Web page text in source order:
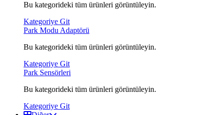
Bu kategorideki tüm ürünleri görüntüleyin.
Kategoriye Git
Park Modu Adaptörü
Bu kategorideki tüm ürünleri görüntüleyin.
Kategoriye Git
Park Sensörleri
Bu kategorideki tüm ürünleri görüntüleyin.
Kategoriye Git